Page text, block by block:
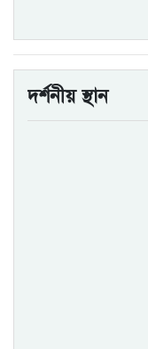
দর্শনীয় স্থান